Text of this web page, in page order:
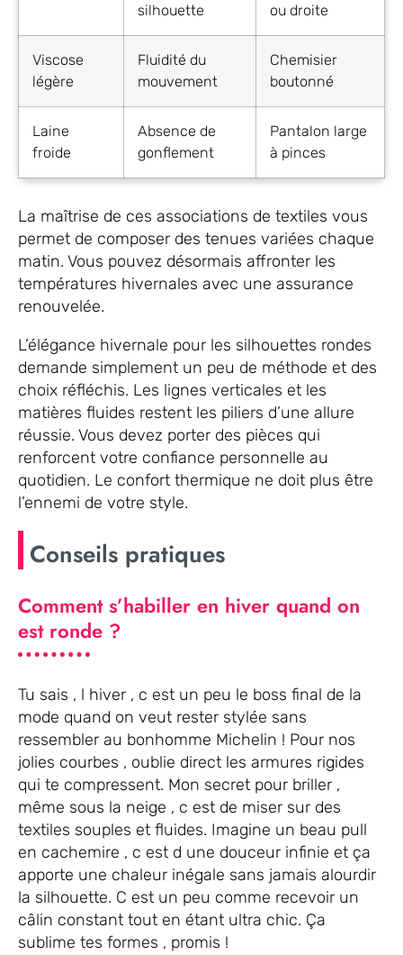
silhouette
ou droite
Viscose
légère
Fluidité du
mouvement
Chemisier
boutonné
Laine
froide
Absence de
gonflement
Pantalon large
à pinces
La maîtrise de ces associations de textiles vous
permet de composer des tenues variées chaque
matin. Vous pouvez désormais affronter les
températures hivernales avec une assurance
renouvelée.
L’élégance hivernale pour les silhouettes rondes
demande simplement un peu de méthode et des
choix réfléchis. Les lignes verticales et les
matières fluides restent les piliers d’une allure
réussie. Vous devez porter des pièces qui
renforcent votre confiance personnelle au
quotidien. Le confort thermique ne doit plus être
l’ennemi de votre style.
Conseils pratiques
Comment s’habiller en hiver quand on
est ronde ?
Tu sais , l hiver , c est un peu le boss final de la
mode quand on veut rester stylée sans
ressembler au bonhomme Michelin ! Pour nos
jolies courbes , oublie direct les armures rigides
qui te compressent. Mon secret pour briller ,
même sous la neige , c est de miser sur des
textiles souples et fluides. Imagine un beau pull
en cachemire , c est d une douceur infinie et ça
apporte une chaleur inégale sans jamais alourdir
la silhouette. C est un peu comme recevoir un
câlin constant tout en étant ultra chic. Ça
sublime tes formes , promis !